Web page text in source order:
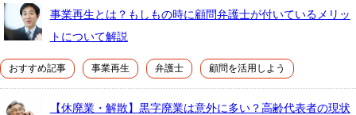
事業再生とは？もしもの時に顧問弁護士が付いているメリッ
トについて解説
おすすめ記事 事業再生 弁護士 顧問を活用しよう
【休廃業・解散】黒字廃業は意外に多い？高齢代表者の現状